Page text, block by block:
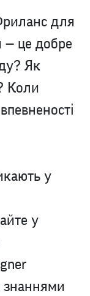
для
— це добре
Як
Коли
у
у
знаннями